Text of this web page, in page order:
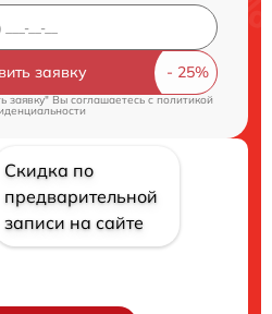
заявку
заявку" Вы соглашаетесь cполитикой
Скидка по
предварительной
записи на сайте